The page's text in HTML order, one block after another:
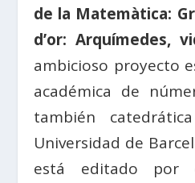
de la Matemàtica:
d’or: Arquímedes,
ambicioso proyecto
académica de
también
Universidad de
está editado por